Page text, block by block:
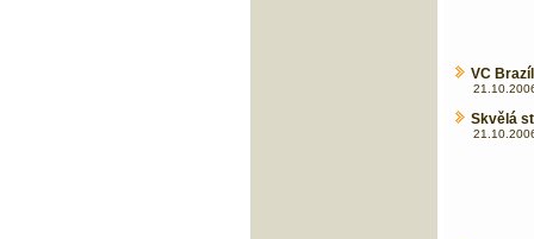
VC
Skvělá